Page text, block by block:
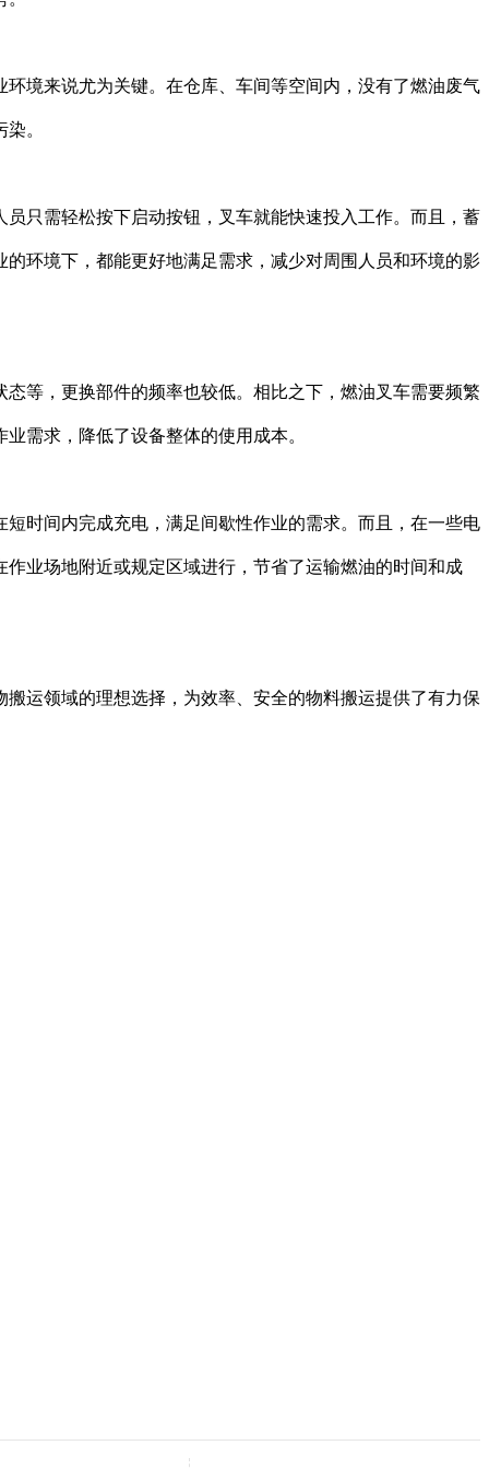
境来说尤为关键。在仓库、车间等空间内，没有了燃油废气
。
只需轻松按下启动按钮，叉车就能快速投入工作。而且，蓄
环境下，都能更好地满足需求，减少对周围人员和环境的影
等，更换部件的频率也较低。相比之下，燃油叉车需要频繁
需求，降低了设备整体的使用成本。
时间内完成充电，满足间歇性作业的需求。而且，在一些电
业场地附近或规定区域进行，节省了运输燃油的时间和成
运领域的理想选择，为效率、安全的物料搬运提供了有力保